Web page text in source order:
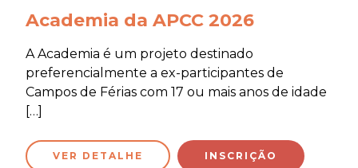
Academia da APCC 2026
A Academia é um projeto destinado
preferencialmente a ex-participantes de
Campos de Férias com 17 ou mais anos de idade
[…]
VER DETALHE INSCRIÇÃO